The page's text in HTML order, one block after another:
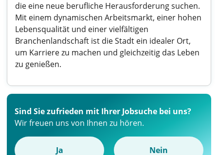
die eine neue berufliche Herausforderung suchen.
Mit einem dynamischen Arbeitsmarkt, einer hohen
Lebensqualität und einer vielfältigen
Branchenlandschaft ist die Stadt ein idealer Ort,
um Karriere zu machen und gleichzeitig das Leben
zu genießen.
Sind Sie zufrieden mit Ihrer Jobsuche bei uns?
Wir freuen uns von Ihnen zu hören.
Ja Nein